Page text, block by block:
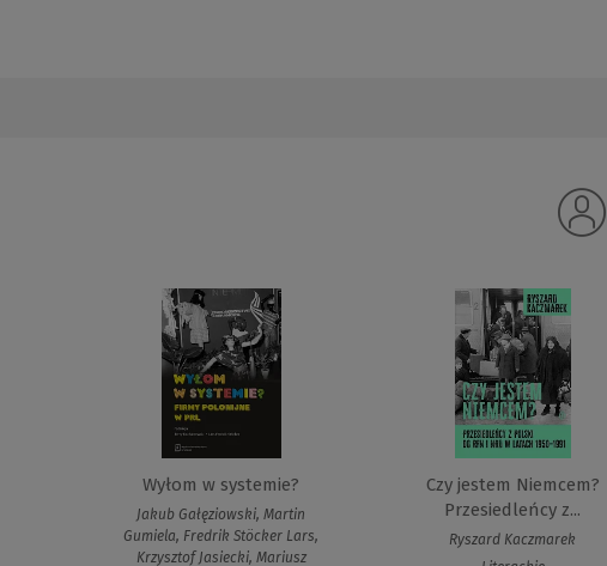
Wyłom w systemie?
Jakub Gałęziowski, Martin
Gumiela, Fredrik Stöcker Lars,
Krzysztof Jasiecki, Mariusz
Czy jestem Niemcem?
Przesiedleńcy z...
Ryszard Kaczmarek